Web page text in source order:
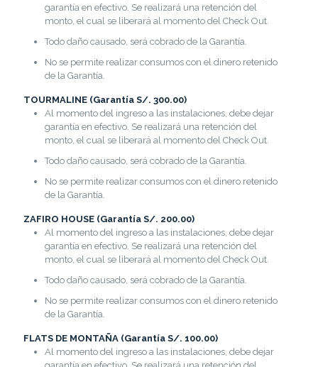
garantía en efectivo. Se realizará una retención del
monto, el cual se liberará al momento del Check Out.
Todo daño causado, será cobrado de la Garantía.
No se permite realizar consumos con el dinero retenido
de la Garantía.
TOURMALINE (Garantía S/. 300.00)
Al momento del ingreso a las instalaciones, debe dejar
garantía en efectivo. Se realizará una retención del
monto, el cual se liberará al momento del Check Out.
Todo daño causado, será cobrado de la Garantía.
No se permite realizar consumos con el dinero retenido
de la Garantía.
ZAFIRO HOUSE (Garantía S/. 200.00)
Al momento del ingreso a las instalaciones, debe dejar
garantía en efectivo. Se realizará una retención del
monto, el cual se liberará al momento del Check Out.
Todo daño causado, será cobrado de la Garantía.
No se permite realizar consumos con el dinero retenido
de la Garantía.
FLATS DE MONTAÑA (Garantía S/. 100.00)
Al momento del ingreso a las instalaciones, debe dejar